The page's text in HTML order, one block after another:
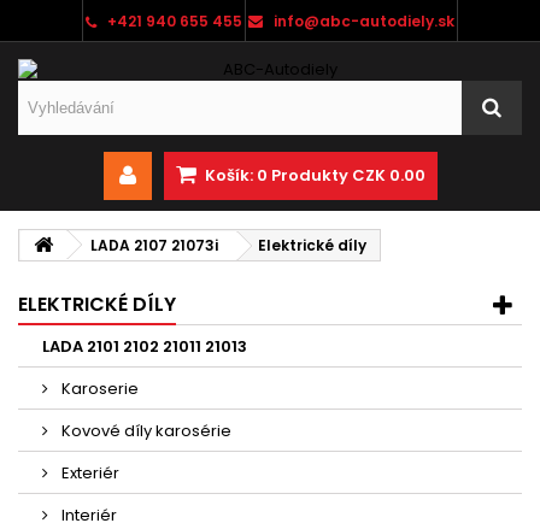
+421 940 655 455 info@abc-autodiely.sk
Košík: 0 Produkty CZK 0.00
LADA 2107 21073i Elektrické díly
ELEKTRICKÉ DÍLY
LADA 2101 2102 21011 21013
Karoserie
Kovové díly karosérie
Exteriér
Interiér